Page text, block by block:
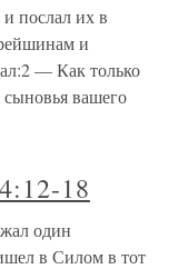
послал их в
и
— Как только
вашего
18
один
в Силом в тот